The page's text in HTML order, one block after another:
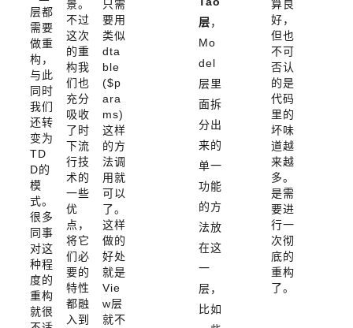
算良
好，
但也
不可
否认
的是
代码
里的
坏味
道越
来越
多。
是需
要进
行一
次彻
底的
重构
了。
层，
Mo
del
层里
面拆
分出
来的
单一
功能
的方
法放
在这
一
层，
比如
只需
要用
类似
dta
ble
($p
ara
ms)
这样
的方
法调
用就
可以
了。
这样
做的
好处
就是
Vie
w层
就不
景。
不过
这次
的重
构我
们也
充分
吸收
了时
下流
行技
术的
一些
优
点，
将它
们必
要的
特性
都融
入到
层都
需要
做重
构，
与此
同时
我们
还转
变为
TD
D的
模
式。
很多
同事
对这
种程
度的
重构
就很